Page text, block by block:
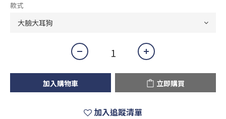
款式
加入購物車 立即購買
加入追蹤清單